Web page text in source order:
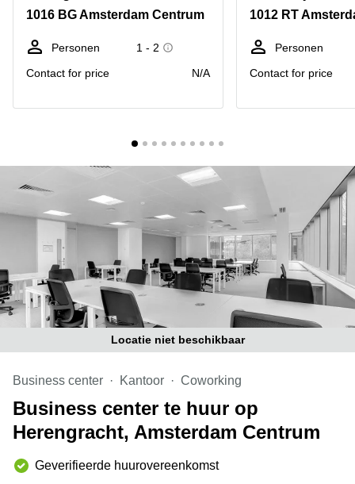
Hengelo
Hilversum
Hoofddorp
Amsterdam
Westpoort
Reeuwijk
Business
Arnhem
center
Business
center
Haag
Coworking
space
Breda
Coworking
in Arnhem
Coworking
Hilversum
1016 BG Amsterdam Centrum
Personen
1 - 2
Contact for price
N/A
1012 RT
Personen
Contact for price
Locatie niet beschikbaar
Business center Kantoor Coworking
Business center te huur op
Herengracht, Amsterdam Centrum
Geverifieerde huurovereenkomst